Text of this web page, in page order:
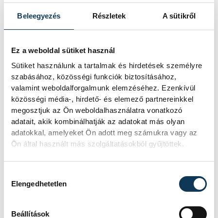
Beleegyezés Részletek A sütikről
Ez a weboldal sütiket használ
Sütiket használunk a tartalmak és hirdetések személyre
szabásához, közösségi funkciók biztosításához,
valamint weboldalforgalmunk elemzéséhez. Ezenkívül
közösségi média-, hirdető- és elemező partnereinkkel
megosztjuk az Ön weboldalhasználatra vonatkozó
adatait, akik kombinálhatják az adatokat más olyan
adatokkal, amelyeket Ön adott meg számukra vagy az
Ön által használt más szolgáltatásokból gyűjtöttek.
Elengedhetetlen
Beállítások
adott interjújában vázolta fel a Paksi
Atomerőmű előtt álló példátlan
felelt a hazai energetikai
fejlesztésekért és a paksi blokkok
működéséért, arra figyelmeztet: az
erőmű olyan üzemállapotban van,
amelyre eredetileg nem tervezték.
A Tisza-frakció
kezdeményezte, hogy
jövő kedden legyen az
A Tisza-frakció kezdeményezte, hogy